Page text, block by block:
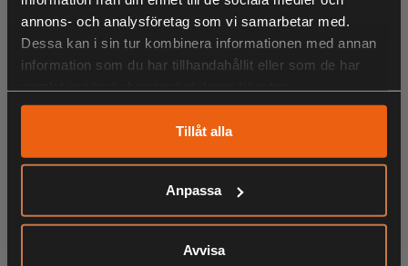
annons- och analysföretag som vi samarbetar med.
Dessa kan i sin tur kombinera informationen med annan
information som du har tillhandahållit eller som de har
Tillåt alla
Anpassa
Avvisa
- IPX5 singel port batterilåda
- Premium 25 cm breda hjul glider genom snö eller is med
överlägset grepp
oönskad snö snabbare än någonsin tidigare!
LIKNANDE PRODUKTER